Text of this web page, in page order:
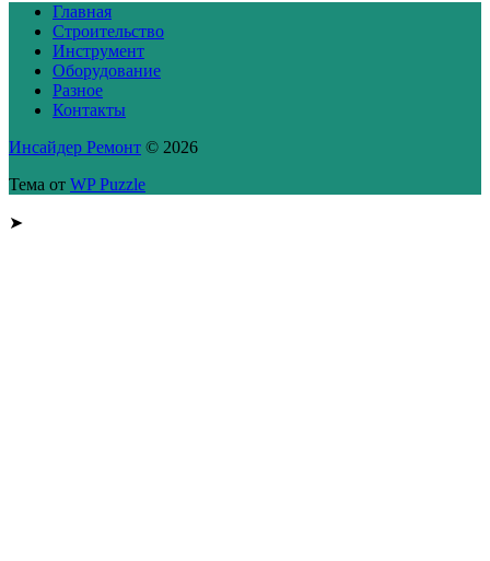
Главная
Строительство
Инструмент
Оборудование
Разное
Контакты
Инсайдер Ремонт © 2026
Тема от WP Puzzle
➤